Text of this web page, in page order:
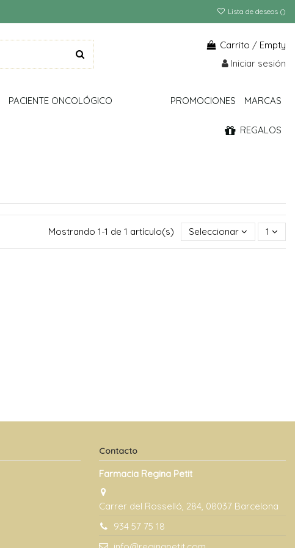
Lista de deseos ()
Carrito / Empty
Iniciar sesión
PACIENTE ONCOLÓGICO MARCAS
PROMOCIONES
REGALOS
Mostrando 1-1 de 1 artículo(s) Seleccionar 1
Contacto
Farmacia Regina Petit
Carrer del Rosselló, 284, 08037 Barcelona
934 57 75 18